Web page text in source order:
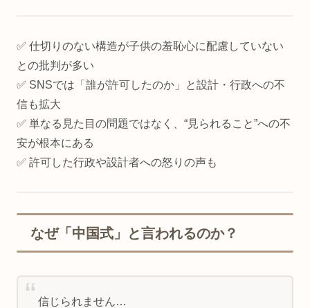
✅ 仕切りのない構造が子供の羞恥心に配慮していない
との批判が多い
✅ SNSでは「誰が許可したのか」と設計・行政への不
信も拡大
✅ 単なる見た目の問題ではなく、“見られること”への不
安が根本にある
✅ 許可した行政や設計者への怒りの声も
なぜ「中国式」と言われるのか？
信じられません…